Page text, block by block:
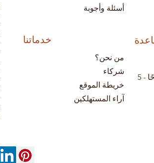
من الإثنين إلى الجمعة: 9 صباحًا - 5
من نحن؟
شركاء
خريطة الموقع
آراء المستهلكين
خدماتنا
أسئلة وأجوبة